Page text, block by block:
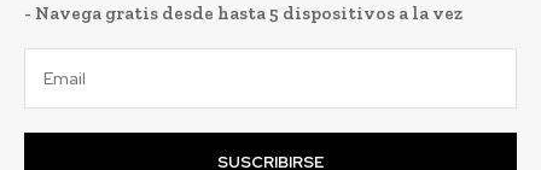
- Navega gratis desde hasta 5 dispositivos a la vez
SUSCRIBIRSE